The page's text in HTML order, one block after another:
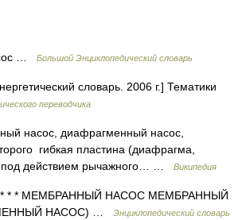
… Большой Энциклопедический словарь
словарь. 2006 г.] Тематики
переводчика
насос, диафрагменный насос,
гибкая пластина (диафрагма,
под действием рычажного… …
Википедия
* * * МЕМБРАННЫЙ НАСОС МЕМБРАННЫЙ
НАСОС) …
Энциклопедический словарь